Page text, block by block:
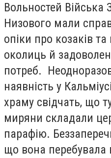
Вольностей Війська
Низового мали
опіки про козаків
околиць й
потреб.
наявність у
храму свідчать, що
миряни складали
парафію.
що вона перебувала